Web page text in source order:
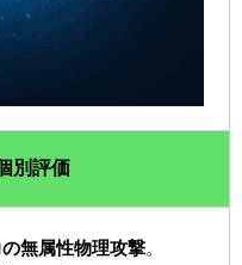
別評価
無属性物理攻撃。